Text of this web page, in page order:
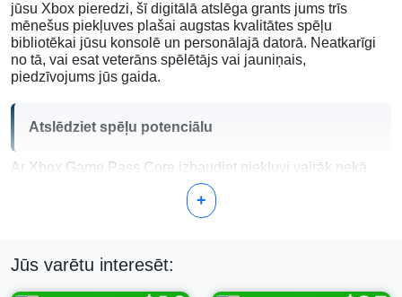
jūsu Xbox pieredzi, šī digitālā atslēga grants jums trīs
mēnešus piekļuves plašai augstas kvalitātes spēļu
bibliotēkai jūsu konsolē un personālajā datorā. Neatkarīgi
no tā, vai esat veterāns spēlētājs vai jauniņais,
piedzīvojums jūs gaida.
Atslēdziet spēļu potenciālu
Ar Xbox Game Pass Core izbaudiet piekļuvi vairāk nekā
100 augstas kvalitātes spēlēm, ieskaitot gaidāmās
nosaukumus iznākšanas dienā. Šī dalība ļauj jums atklāt
jaunas spēles, kuras jūs iemīlēsiet, piedāvājot bezgalīgas
+
Jūs varētu interesēt: